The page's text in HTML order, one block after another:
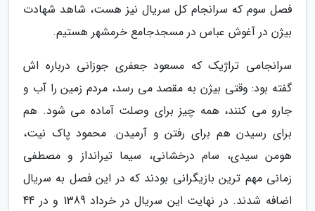
فصل سوم که سرانجام کل سریال نیز هست، شاهد شهادت
بیژن در آغوش عباس در مسجدجامع خرمشهر هستیم.
سرانجامی تراژیک که مسعود جعفری جوزانی درباره اش
گفته بود: وقتی بیژن به مقصد می رسد، مردم زمین را آب و
جارو می کنند، همه چیز برای وصلت آماده می شود. هم
برای رسیدن هم برای رفتن و آرمیدن. محمود پاک نیت،
هومن سیدی، سام درخشانی، سیما تیرانداز و مصطفی
زمانی مهم ترین بازیگرانی بودند که در این فصل به سریال
اضافه شدند. در نهایت این سریال در خرداد 1389 و در 44